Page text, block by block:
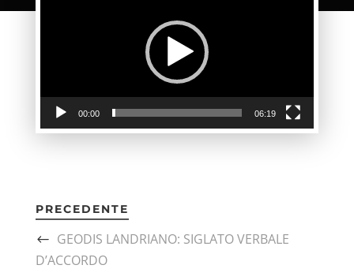
00:00 06:19
PRECEDENTE
GEODIS LANDRIANO: SIGLATO VERBALE
D’ACCORDO